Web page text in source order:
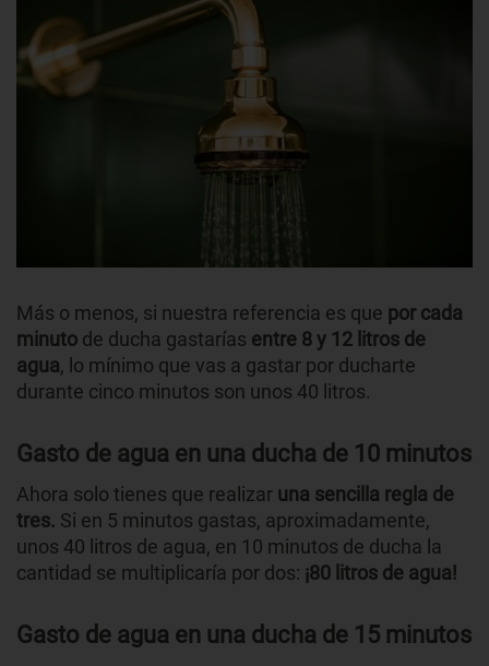
Más o menos, si nuestra referencia es que por cada
minuto de ducha gastarías entre 8 y 12 litros de
agua, lo mínimo que vas a gastar por ducharte
durante cinco minutos son unos 40 litros.
Gasto de agua en una ducha de 10 minutos
Ahora solo tienes que realizar una sencilla regla de
tres. Si en 5 minutos gastas, aproximadamente,
unos 40 litros de agua, en 10 minutos de ducha la
cantidad se multiplicaría por dos: ¡80 litros de agua!
Gasto de agua en una ducha de 15 minutos